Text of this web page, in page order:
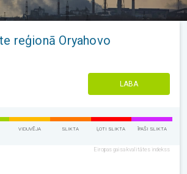
reģionā Oryahovo
LABA
VIDUVĒJA SLIKTA ĻOTI SLIKTA ĪPAŠI SLIKTA
Eiropas gaisa kvalitātes indekss